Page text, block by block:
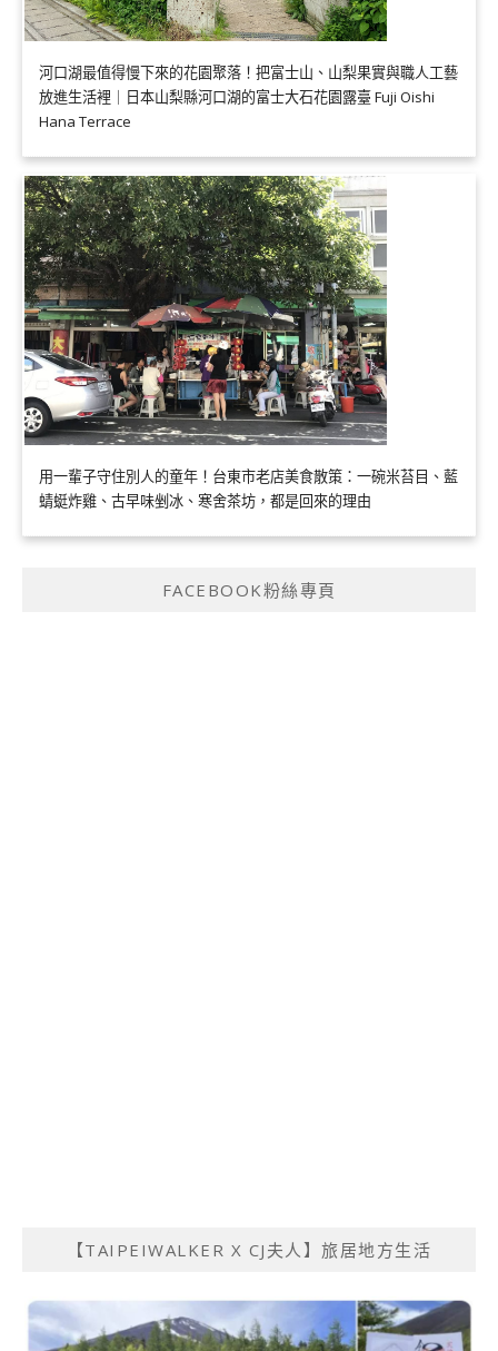
河口湖最值得慢下來的花園聚落！把富士山、山梨果實與職人工藝
放進生活裡｜日本山梨縣河口湖的富士大石花園露臺 Fuji Oishi
Hana Terrace
用一輩子守住別人的童年！台東市老店美食散策：一碗米苔目、藍
蜻蜓炸雞、古早味剉冰、寒舍茶坊，都是回來的理由
FACEBOOK粉絲專頁
【TAIPEIWALKER X CJ夫人】旅居地方生活